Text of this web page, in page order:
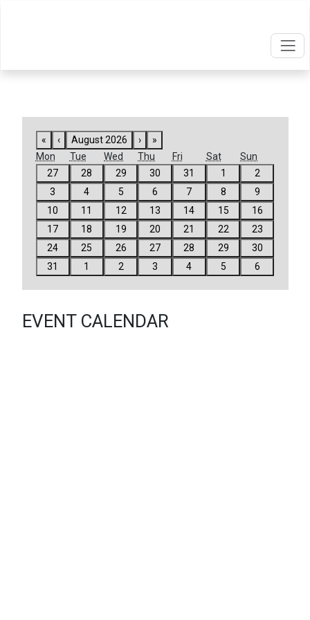
« ‹ August 2026 ›
»
Mon
Tue Wed Thu Fri Sat
Sun
27
28 29 30 31 1
2
3
4 5 6 7 8
9
10
11 12 13 14 15
16
17
18 19 20 21 22
23
24
25 26 27 28 29
30
31
1 2 3 4 5 6
EVENT CALENDAR